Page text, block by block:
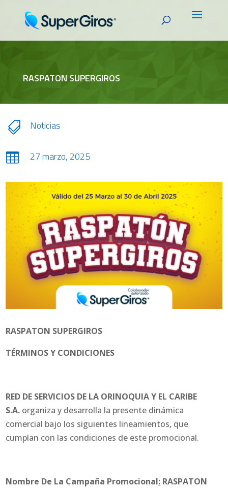
RASPATON SUPERGIROS
 Noticias
 27 marzo, 2025
RASPATON SUPERGIROS
TÉRMINOS Y CONDICIONES
RED DE SERVICIOS DE LA ORINOQUIA Y EL CARIBE
S.A. organiza y desarrolla la presente dinámica
comercial bajo los siguientes lineamientos, que
cumplan con las condiciones de este promocional.
Nombre De La Campaña Promocional: RASPATON